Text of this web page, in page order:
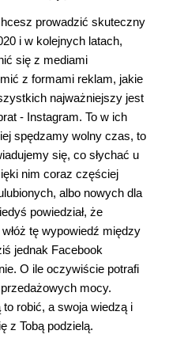
prowadzić skuteczny
i w kolejnych latach,
się z mediami
z formami reklam, jakie
najważniejszy jest
- Instagram. To w ich
spędzamy wolny czas, to
się, co słychać u
nim coraz częściej
albo nowych dla
powiedział, że
tę wypowiedź między
jednak Facebook
O ile oczywiście potrafi
mocy.
robić, a swoja wiedzą i
z Tobą podzielą.